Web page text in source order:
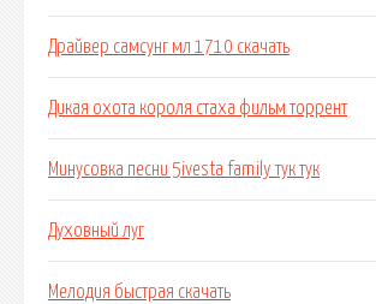
Драйвер самсунг мл 1710 скачать
Дикая охота короля стаха фильм торрент
Минусовка песни 5ivesta family тук тук
Духовный луг
Мелодия быстрая скачать